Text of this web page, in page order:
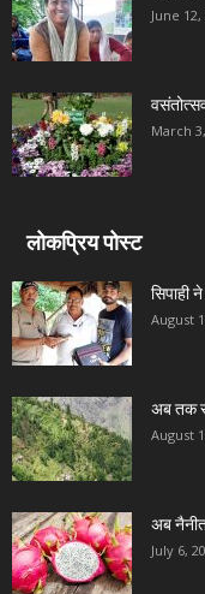
June 12,
March
लोकप्रिय पोस्ट
सिपाही
August
अब तक
August
अब
July 6,